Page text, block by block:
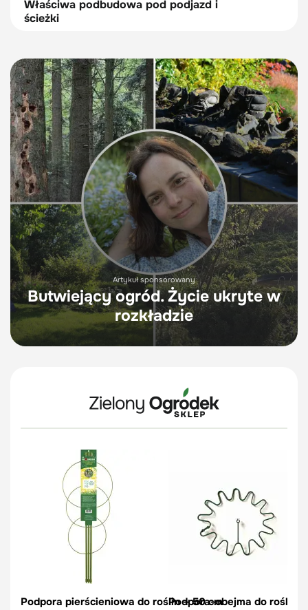
Właściwa podbudowa pod podjazd i
ścieżki
Artykuł sponsorowany
Butwiejący ogród. Życie ukryte w
rozkładzie
Podpora pierścieniowa do roślin – 50 cmPodpora-obejma do roślin,